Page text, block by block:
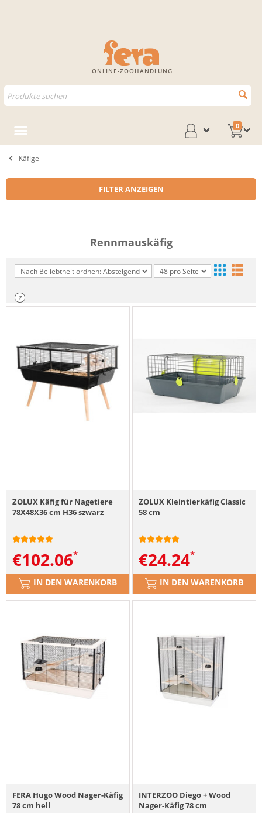
ONLINE-ZOOHANDLUNG
0
Käfige
FILTER ANZEIGEN
Rennmauskäfig
Nach Beliebtheit ordnen: Absteigend 48 pro Seite
?
ZOLUX Käfig für Nagetiere
78X48X36 cm H36 szwarz
€102.06
IN DEN WARENKORB
ZOLUX Kleintierkäfig Classic
58 cm
€24.24
IN DEN WARENKORB
FERA Hugo Wood Nager-Käfig
78 cm hell
INTERZOO Diego + Wood
Nager-Käfig 78 cm